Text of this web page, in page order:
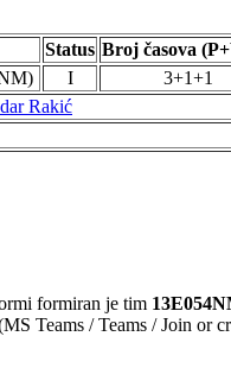
Status Broj časova
I
3+1+1
Rakić
formiran je tim
Teams / Teams / Join or